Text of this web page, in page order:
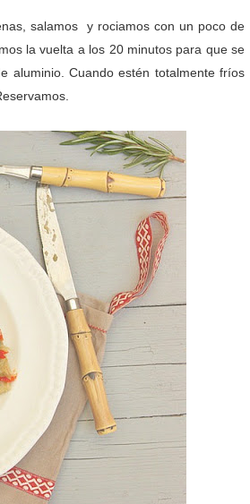
salamos y rociamos con un poco de
la vuelta a los 20 minutos para que se
aluminio. Cuando estén totalmente fríos